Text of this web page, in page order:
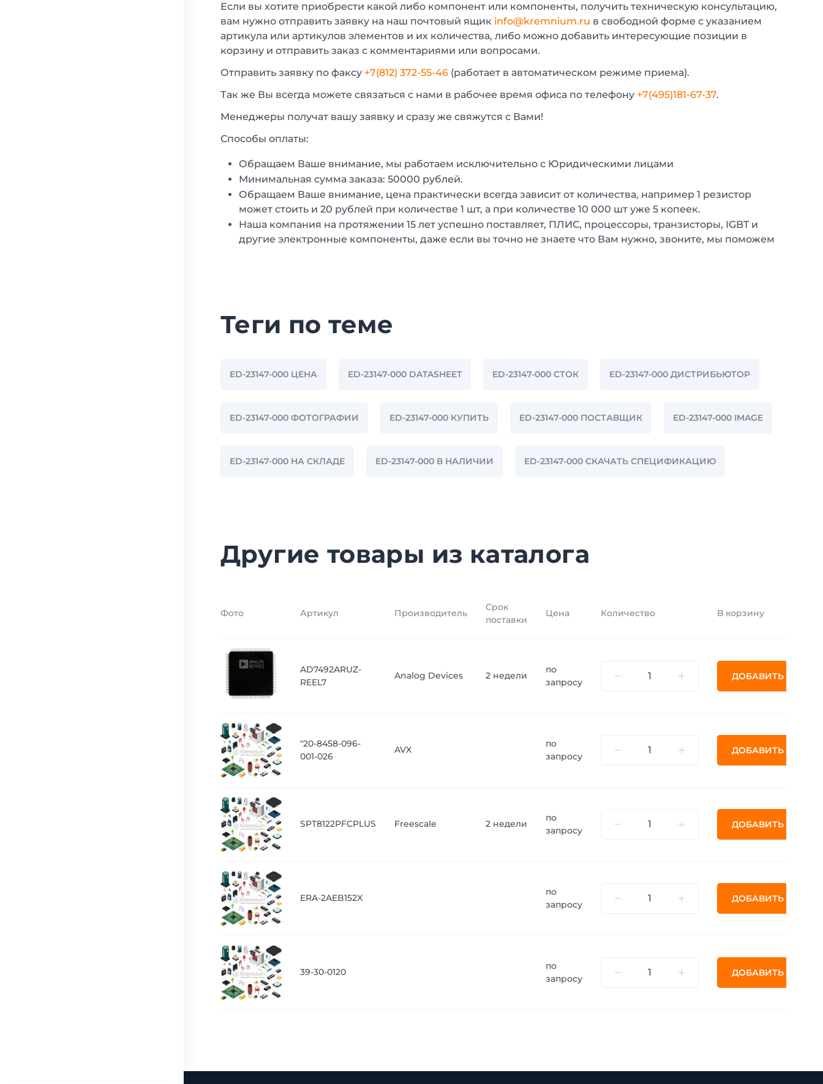
Если вы хотите приобрести какой либо компонент или компоненты, получить техническую консультацию,
вам нужно отправить заявку на наш почтовый ящик info@kremnium.ru в свободной форме с указанием
артикула или артикулов элементов и их количества, либо можно добавить интересующие позиции в
корзину и отправить заказ с комментариями или вопросами.
Отправить заявку по факсу +7(812) 372-55-46 (работает в автоматическом режиме приема).
Так же Вы всегда можете связаться с нами в рабочее время офиса по телефону +7(495)181-67-37.
Менеджеры получат вашу заявку и сразу же свяжутся с Вами!
Способы оплаты:
Обращаем Ваше внимание, мы работаем исключительно с Юридическими лицами
Минимальная сумма заказа: 50000 рублей.
Обращаем Ваше внимание, цена практически всегда зависит от количества, например 1 резистор
может стоить и 20 рублей при количестве 1 шт, а при количестве 10 000 шт уже 5 копеек.
Наша компания на протяжении 15 лет успешно поставляет, ПЛИС, процессоры, транзисторы, IGBT и
другие электронные компоненты, даже если вы точно не знаете что Вам нужно, звоните, мы поможем
Теги по теме
ED-23147-000 ЦЕНА ED-23147-000 DATASHEET ED-23147-000 СТОК ED-23147-000 ДИСТРИБЬЮТОР
ED-23147-000 ФОТОГРАФИИ ED-23147-000 КУПИТЬ ED-23147-000 ПОСТАВЩИК ED-23147-000 IMAGE
ED-23147-000 НА СКЛАДЕ ED-23147-000 В НАЛИЧИИ ED-23147-000 СКАЧАТЬ СПЕЦИФИКАЦИЮ
Другие товары из каталога
Фото Артикул Производитель
Срок
поставки
Цена Количество В корзину
AD7492ARUZ-
REEL7
Analog Devices 2 недели
по
запросу
ДОБАВИТЬ
"20-8458-096-
001-026
AVX
по
запросу
ДОБАВИТЬ
SPT8122PFCPLUS Freescale 2 недели
по
запросу
ДОБАВИТЬ
ERA-2AEB152X
по
запросу
ДОБАВИТЬ
39-30-0120
по
запросу
ДОБАВИТЬ